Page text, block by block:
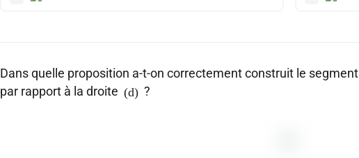
Dans quelle proposition a-t-on correctement construit le segment
par rapport à la droite (d) ?